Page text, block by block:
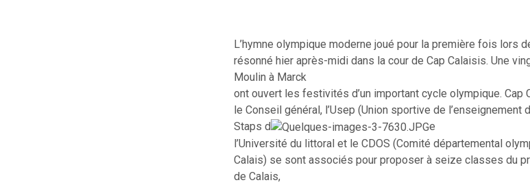
L’hymne olympique moderne joué pour la première fois lors
résonné hier après-midi dans la cour de Cap Calaisis. Une
Moulin à Marck
ont ouvert les festivités d’un important cycle olympique. Cap
le Conseil général, l’Usep (Union sportive de
Staps d
e
l’Université du littoral et le CDOS (Comité départemental
Calais) se sont associés pour proposer à seize classes du
de Calais,